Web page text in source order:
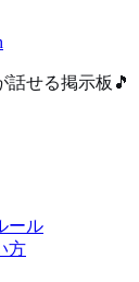
話せる掲示板🎵
ール
方